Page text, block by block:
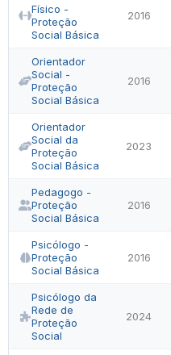
Físico -
Proteção
Social Básica
2016
Orientador
Social -
Proteção
Social Básica
2016
Orientador
Social da
Proteção
Social Básica
2023
Pedagogo -
Proteção
Social Básica
2016
Psicólogo -
Proteção
Social Básica
2016
Psicólogo da
Rede de
Proteção
Social
2024